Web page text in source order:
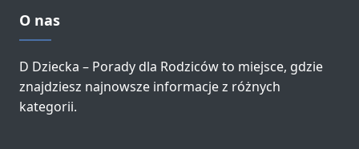
O nas
D Dziecka – Porady dla Rodziców to miejsce, gdzie
znajdziesz najnowsze informacje z różnych
kategorii.